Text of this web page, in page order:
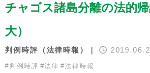
チャゴス諸島分離の法的
大）
判例時評（法律時報）｜
# 判例時評 #法律 #法律時報